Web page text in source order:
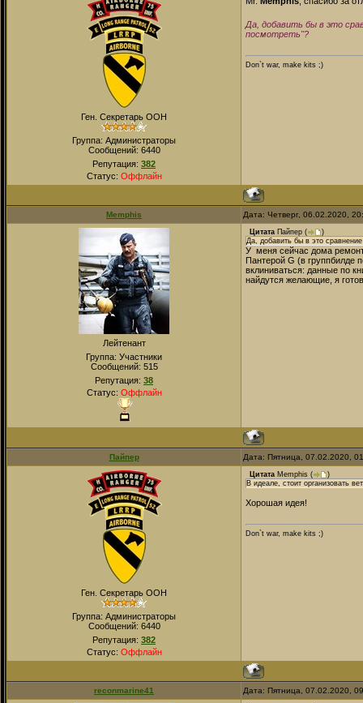
Ген. Секретарь ООН
Группа: Администраторы
Сообщений: 6440
Репутация: 382
Статус: Оффлайн
Да, добавить бы в это
посмотреть"?
Don`t war, make kits ;)
Memphis Дата: Четверг, 06.02.2020,
Лейтенант
Группа: Участники
Сообщений: 515
Репутация: 38
Статус: Оффлайн
Цитата Пайпер (
)
Да, добавить бы в это
У меня сейчас дома
Пантерой G (в группбилде
вклиниваться: данные по
найдутся желающие, я
Пайпер Дата: Пятница, 07.02.2020,
Ген. Секретарь ООН
Группа: Администраторы
Сообщений: 6440
Репутация: 382
Статус: Оффлайн
Цитата Memphis (
)
В идеале, стоит организовать
Хорошая идея!
Don`t war, make kits ;)
reconmarine41 Дата: Пятница, 07.02.2020,